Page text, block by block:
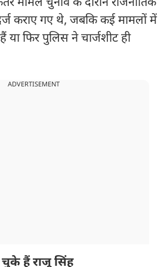
कराए गए थे, जबकि कई मामलों में
या फिर पुलिस ने चार्जशीट ही
ADVERTISEMENT
हैं राजू सिंह